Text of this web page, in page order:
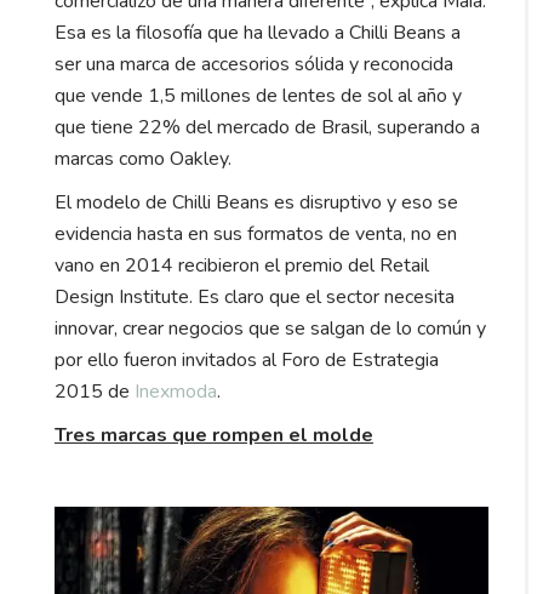
Esa es la filosofía que ha llevado a Chilli Beans a
ser una marca de accesorios sólida y reconocida
que vende 1,5 millones de lentes de sol al año y
que tiene 22% del mercado de Brasil, superando a
marcas como Oakley.
El modelo de Chilli Beans es disruptivo y eso se
evidencia hasta en sus formatos de venta, no en
vano en 2014 recibieron el premio del Retail
Design Institute. Es claro que el sector necesita
innovar, crear negocios que se salgan de lo común y
por ello fueron invitados al Foro de Estrategia
2015 de Inexmoda.
Tres marcas que rompen el molde